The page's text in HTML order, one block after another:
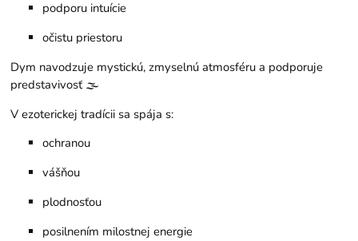
podporu intuície
očistu priestoru
Dym navodzuje mystickú, zmyselnú atmosféru a podporuje
predstavivosť 🌫️
V ezoterickej tradícii sa spája s:
ochranou
vášňou
plodnosťou
posilnením milostnej energie